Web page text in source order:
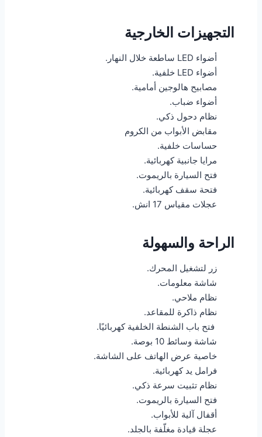
التجهيزات الخارجية
أضواء LED ساطعة خلال النهار.
أضواء LED خلفية.
مصابيح هالوجين أمامية.
أضواء ضباب.
نظام دحول ذكي.
مقابض الأبواب من الكروم
حساسات خلفية.
مرايا جانبية كهربائية.
فتح السيارة بالريموت.
فتحة سقف كهربائية.
عجلات مقياس 17 انش.
الراحة والسهولة
زر لتشغيل المحرك.
شاشة معلومات.
نظام ملاحي.
نظام ذاكرة للمقاعد.
فتح باب الشنطة الخلفية كهربائيًا.
شاشة وسائط 10 بوصة.
خاصية عرض الهاتف على الشاشة.
فرامل يد كهربائية.
نظام تثبيت سرعة ذكي.
فتح السيارة بالريموت.
أقفال آلية للأبواب.
عجلة قيادة مغلّفة بالجلد.